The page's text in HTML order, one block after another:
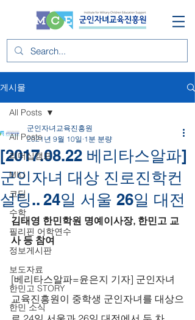
게시물
All Posts
리더십캠프
MIU
코딩
수학
필리핀 어학연수
정보게시판
보도자료
한민고 STORY
한민 소식
All Posts
[2017.08.22 베리타스알파]
군인자녀 대상 진로진학컨
설팅.. 24일 서울 26일 대전
군인자녀교육진흥원
2021년 9월 10일 1분 분량
김태영 한민학원 명예이사장, 한민고 교
사 등 참여
[베리타스알파=윤은지 기자] 군인자녀
교육진흥원이 중학생 군인자녀를 대상으